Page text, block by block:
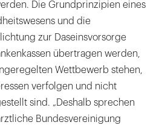
Die Grundprinzipien eines
und die
zur Daseinsvorsorge
übertragen werden,
Wettbewerb stehen,
verfolgen und nicht
sind. „Deshalb sprechen
Bundesvereinigung